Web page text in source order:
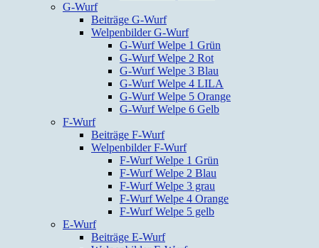
G-Wurf
Beiträge G-Wurf
Welpenbilder G-Wurf
G-Wurf Welpe 1 Grün
G-Wurf Welpe 2 Rot
G-Wurf Welpe 3 Blau
G-Wurf Welpe 4 LILA
G-Wurf Welpe 5 Orange
G-Wurf Welpe 6 Gelb
F-Wurf
Beiträge F-Wurf
Welpenbilder F-Wurf
F-Wurf Welpe 1 Grün
F-Wurf Welpe 2 Blau
F-Wurf Welpe 3 grau
F-Wurf Welpe 4 Orange
F-Wurf Welpe 5 gelb
E-Wurf
Beiträge E-Wurf